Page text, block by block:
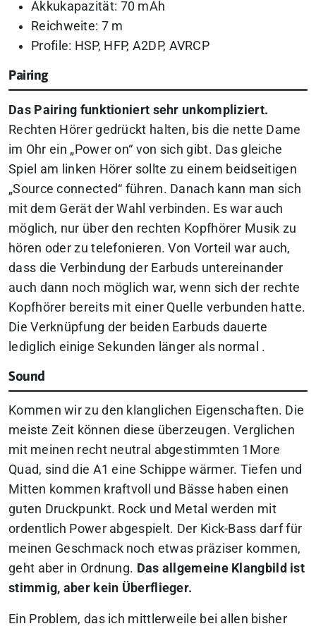
Akkukapazität: 70 mAh
Reichweite: 7 m
Profile: HSP, HFP, A2DP, AVRCP
Pairing
Das Pairing funktioniert sehr unkompliziert.
Rechten Hörer gedrückt halten, bis die nette Dame
im Ohr ein „Power on“ von sich gibt. Das gleiche
Spiel am linken Hörer sollte zu einem beidseitigen
„Source connected“ führen. Danach kann man sich
mit dem Gerät der Wahl verbinden. Es war auch
möglich, nur über den rechten Kopfhörer Musik zu
hören oder zu telefonieren. Von Vorteil war auch,
dass die Verbindung der Earbuds untereinander
auch dann noch möglich war, wenn sich der rechte
Kopfhörer bereits mit einer Quelle verbunden hatte.
Die Verknüpfung der beiden Earbuds dauerte
lediglich einige Sekunden länger als normal .
Sound
Kommen wir zu den klanglichen Eigenschaften. Die
meiste Zeit können diese überzeugen. Verglichen
mit meinen recht neutral abgestimmten 1More
Quad, sind die A1 eine Schippe wärmer. Tiefen und
Mitten kommen kraftvoll und Bässe haben einen
guten Druckpunkt. Rock und Metal werden mit
ordentlich Power abgespielt. Der Kick-Bass darf für
meinen Geschmack noch etwas präziser kommen,
geht aber in Ordnung. Das allgemeine Klangbild ist
stimmig, aber kein Überflieger.
Ein Problem, das ich mittlerweile bei allen bisher